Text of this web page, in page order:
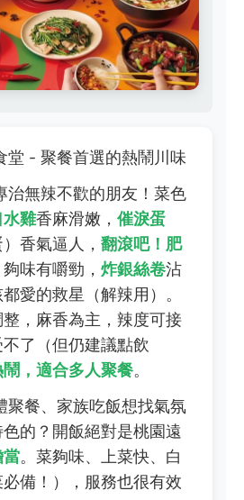
堂 - 聚餐首選的熱鬧川味
治無辣不歡的朋友！菜色
雞香麻滑嫩， 催淚蛋
香氣逼人， 翻滾吧！肥
味有嚼勁， 炸銀絲卷沾
愛的救星（解辣用）。
，麻香為主，辣度可接
了（但仍建議點飲
，適合多人聚餐。
聚餐、家族吃飯想找氣氛
的？開飯絕對是桃園遠
當。菜夠味、上菜快、白
備！），服務也很有效